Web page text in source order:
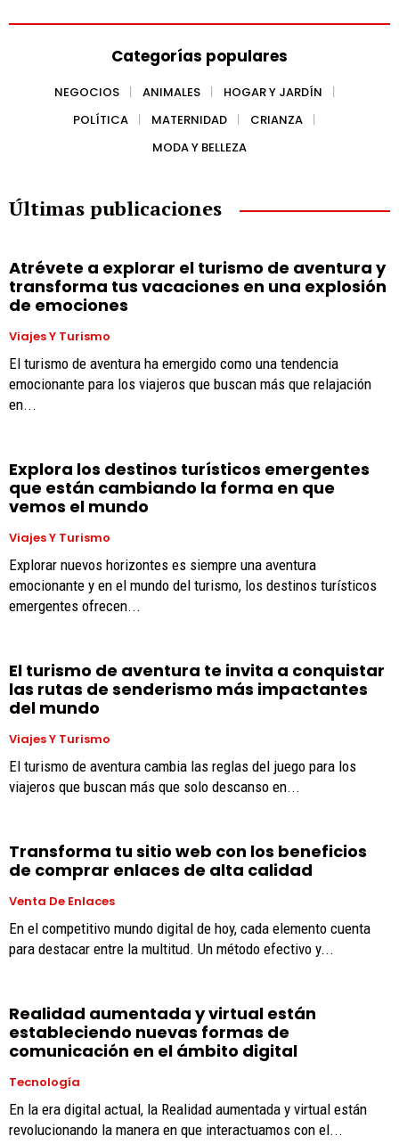
Categorías populares
NEGOCIOS ANIMALES
HOGAR Y JARDÍN
POLÍTICA
MATERNIDAD
CRIANZA
MODA Y BELLEZA
Últimas publicaciones
Atrévete a explorar el turismo de aventura y
transforma tus vacaciones en una explosión
de emociones
Viajes Y Turismo
El turismo de aventura ha emergido como una tendencia
emocionante para los viajeros que buscan más que relajación
en...
Explora los destinos turísticos emergentes
que están cambiando la forma en que
vemos el mundo
Viajes Y Turismo
Explorar nuevos horizontes es siempre una aventura
emocionante y en el mundo del turismo, los destinos turísticos
emergentes ofrecen...
El turismo de aventura te invita a conquistar
las rutas de senderismo más impactantes
del mundo
Viajes Y Turismo
El turismo de aventura cambia las reglas del juego para los
viajeros que buscan más que solo descanso en...
Transforma tu sitio web con los beneficios
de comprar enlaces de alta calidad
Venta De Enlaces
En el competitivo mundo digital de hoy, cada elemento cuenta
para destacar entre la multitud. Un método efectivo y...
Realidad aumentada y virtual están
estableciendo nuevas formas de
comunicación en el ámbito digital
Tecnología
En la era digital actual, la Realidad aumentada y virtual están
revolucionando la manera en que interactuamos con el...